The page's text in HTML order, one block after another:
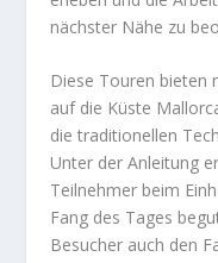
nächster Nähe zu
Diese Touren bieten
auf die Küste
die traditionellen
Unter der Anleitung
Teilnehmer beim
Fang des Tages
Besucher auch den